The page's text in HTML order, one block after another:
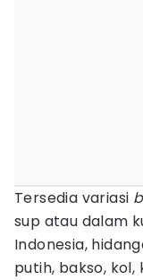
Tersedia variasi
sup atau dalam
Indonesia,
putih, bakso, kol,